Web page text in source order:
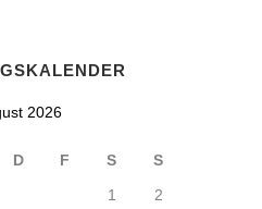
2026
D F S
S
1
2